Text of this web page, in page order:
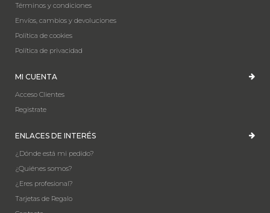
Términos y condiciones
Envíos, cambios y devoluciones
Política de cookies
Política de privacidad
MI CUENTA
Acceso Clientes
Registrate
ENLACES DE INTERÉS
¿Dónde está mi pedido?
¿Quiénes somos?
¿Eres profesional?
Tarjetas de Regalo